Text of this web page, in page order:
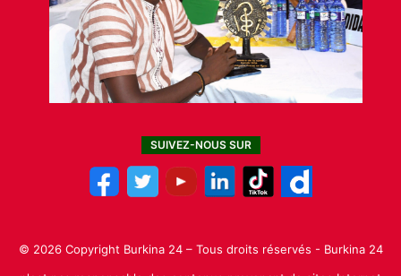
SUIVEZ-NOUS SUR
© 2026 Copyright Burkina 24 – Tous droits réservés - Burkina 24